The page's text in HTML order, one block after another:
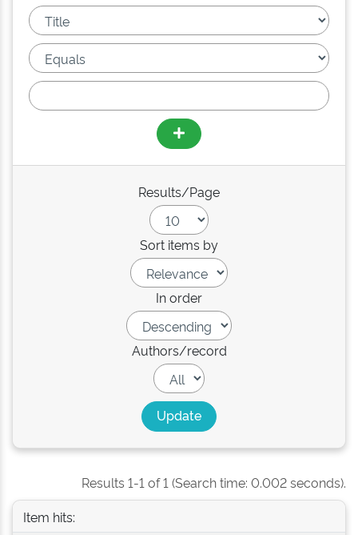
Results/Page
Sort items by
In order
Authors/record
Results 1-1 of 1 (Search time: 0.002 seconds).
Item hits: